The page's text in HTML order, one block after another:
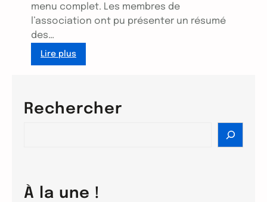
menu complet. Les membres de
l’association ont pu présenter un résumé
des…
Lire plus
:
s
d
Rechercher
c
À la une !